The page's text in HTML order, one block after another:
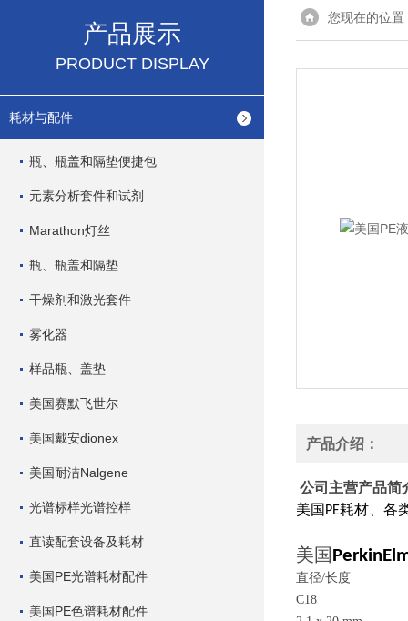
产品展示
PRODUCT DISPLAY
耗材与配件
瓶、瓶盖和隔垫便捷包
元素分析套件和试剂
Marathon灯丝
瓶、瓶盖和隔垫
干燥剂和激光套件
雾化器
样品瓶、盖垫
美国赛默飞世尔
美国戴安dionex
美国耐洁Nalgene
光谱标样光谱控样
直读配套设备及耗材
美国PE光谱耗材配件
美国PE色谱耗材配件
您现在的位置
产品介绍：
公司主营产品简
美国 PE耗材、各
美国
直径/长
C18